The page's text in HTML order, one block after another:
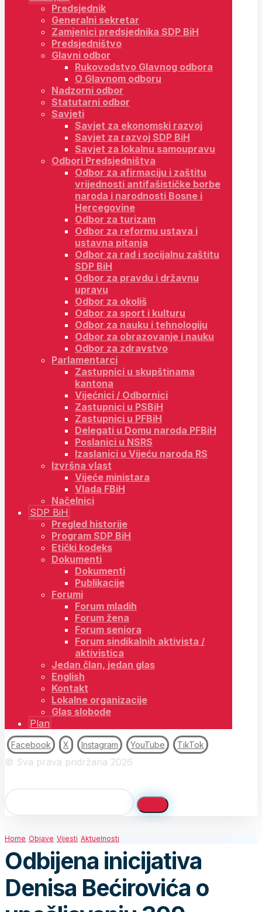
Predsjednik
Generalni sekretar
Zamjenici predsjednika SDP BiH
Predsjedništvo
Glavni odbor
Rukovodstvo Glavnog odbora
O Glavnom odboru
Nadzorni odbor
Statutarni odbor
Savjeti
Savjet za ekonomski razvoj
Savjet za razvoj SDP BiH
Savjet za lokalnu samoupravu
Odbori Predsjedništva
Odbor za afirmaciju i zaštitu
vrijednosti antifašističke borbe
naroda i narodnosti Bosne i
Hercegovine
Odbor za turizam
Odbor za reformu ustava i
ustavna pitanja
Odbor za rad i socijalnu zaštitu
SDP BiH
Odbor za pravdu i državnu
upravu
Odbor za okoliš
Odbor za sport i kulturu
Odbor za nauku i tehnologiju
Odbor za obrazovanje i nauku
Odbor za zdravstvo
Parlamentarci
Zastupnici u skupštinama
kantona
Vijećnici / Odbornici
Zastupnici u PSBiH
Zastupnici u PFBiH
Delegati u Domu naroda PFBiH
Poslanici u NSRS
Izaslanici u Vijeću naroda RS
Izvršna vlast
Vijeće ministara
Vlada FBiH
Načelnici
SDP BiH
Pregled historije
Program SDP BiH
Etički kodeks
Dokumenti
Dokumenti
Publikacije
Forumi
Forum mladih
Forum žena
Forum seniora
Forum sindikalnih aktivista /
aktivistica
Jedan član, jedan glas
English
Kontakt
Lokalne organizacije
Glas slobode
Plan
Facebook X Instagram YouTube TikTok
© Sva prava pridržana 2026
Home Objave Vijesti Aktuelnosti
Odbijena inicijativa
Denisa Bećirovića o